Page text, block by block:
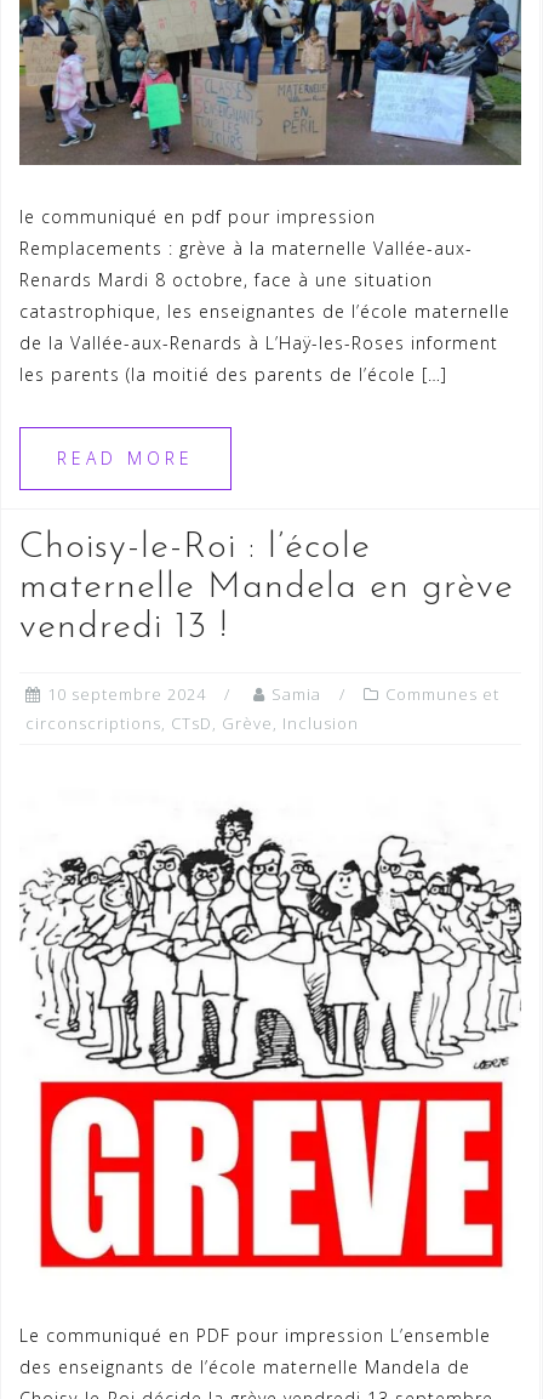
le communiqué en pdf pour impression
Remplacements : grève à la maternelle Vallée-aux-
Renards Mardi 8 octobre, face à une situation
catastrophique, les enseignantes de l’école maternelle
de la Vallée-aux-Renards à L’Haÿ-les-Roses informent
les parents (la moitié des parents de l’école […]
READ MORE
Choisy-le-Roi : l’école
maternelle Mandela en grève
vendredi 13 !
10 septembre 2024 Samia
Communes et
circonscriptions, CTsD, Grève, Inclusion
Le communiqué en PDF pour impression L’ensemble
des enseignants de l’école maternelle Mandela de